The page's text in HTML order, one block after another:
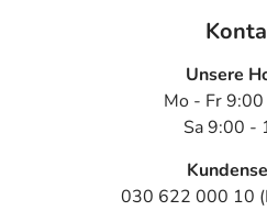
Unsere
Mo - Fr
Sa 9:00 -
030 622 000 10